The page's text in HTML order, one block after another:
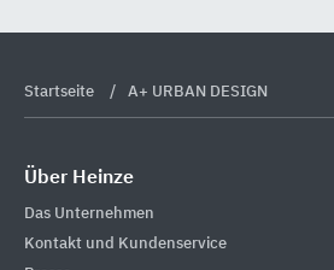
Startseite A+ URBAN DESIGN
Über Heinze
Das Unternehmen
Kontakt und Kundenservice